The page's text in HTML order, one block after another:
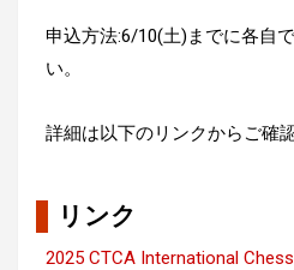
申込方法:6/10(土)までに各自
い。
詳細は以下のリンクからご確
リンク
2025 CTCA International